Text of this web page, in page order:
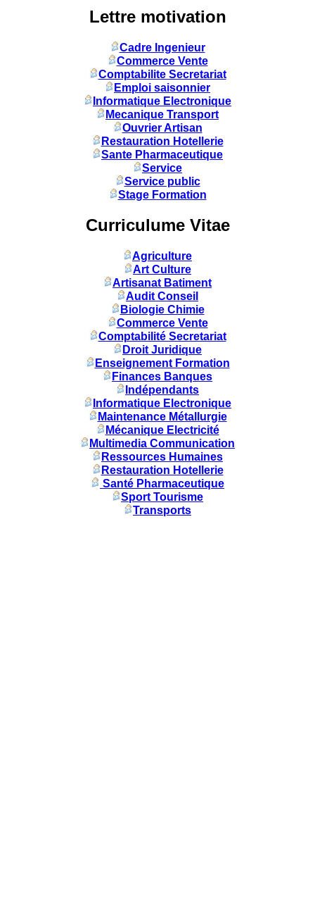
Lettre motivation
Cadre Ingenieur
Commerce Vente
Comptabilite Secretariat
Emploi saisonnier
Informatique Electronique
Mecanique Transport
Ouvrier Artisan
Restauration Hotellerie
Sante Pharmaceutique
Service
Service public
Stage Formation
Curriculume Vitae
Agriculture
Art Culture
Artisanat Batiment
Audit Conseil
Biologie Chimie
Commerce Vente
Comptabilité Secretariat
Droit Juridique
Enseignement Formation
Finances Banques
Indépendants
Informatique Electronique
Maintenance Métallurgie
Mécanique Electricité
Multimedia Communication
Ressources Humaines
Restauration Hotellerie
Santé Pharmaceutique
Sport Tourisme
Transports